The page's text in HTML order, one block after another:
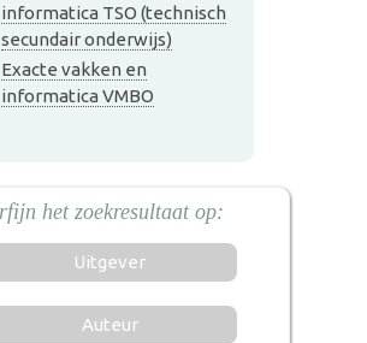
informatica TSO (technisch
secundair onderwijs)
Exacte vakken en
informatica VMBO
Uitgever
Auteur